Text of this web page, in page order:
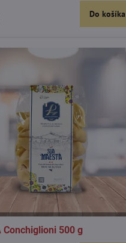
Do košíka
Conchiglioni 500 g